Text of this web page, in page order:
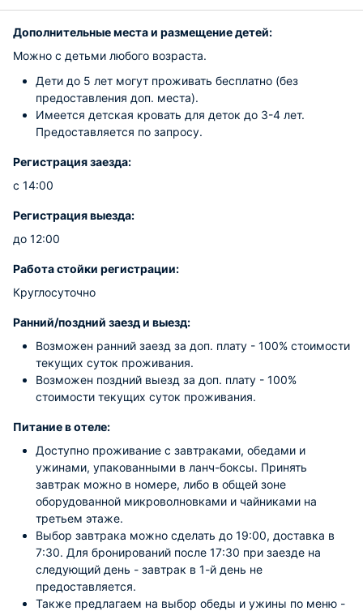
Дополнительные места и размещение детей:
Можно с детьми любого возраста.
Дети до 5 лет могут проживать бесплатно (без
предоставления доп. места).
Имеется детская кровать для деток до 3-4 лет.
Предоставляется по запросу.
Регистрация заезда:
с 14:00
Регистрация выезда:
до 12:00
Работа стойки регистрации:
Круглосуточно
Ранний/поздний заезд и выезд:
Возможен ранний заезд за доп. плату - 100% стоимости
текущих суток проживания.
Возможен поздний выезд за доп. плату - 100%
стоимости текущих суток проживания.
Питание в отеле:
Доступно проживание с завтраками, обедами и
ужинами, упакованными в ланч-боксы. Принять
завтрак можно в номере, либо в общей зоне
оборудованной микроволновками и чайниками на
третьем этаже.
Выбор завтрака можно сделать до 19:00, доставка в
7:30. Для бронирований после 17:30 при заезде на
следующий день - завтрак в 1-й день не
предоставляется.
Также предлагаем на выбор обеды и ужины по меню -